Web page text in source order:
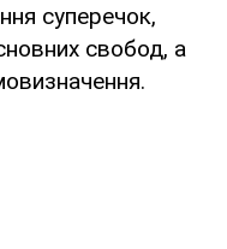
суперечок,
свобод, а